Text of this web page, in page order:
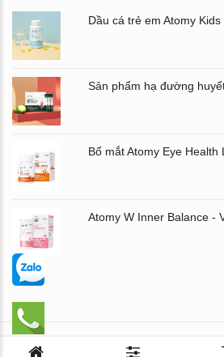
Dầu cá trẻ em Atomy
Bổ mắt Atomy Eye
Chịu trách nhiệm nội dung: Mai Thị Thu